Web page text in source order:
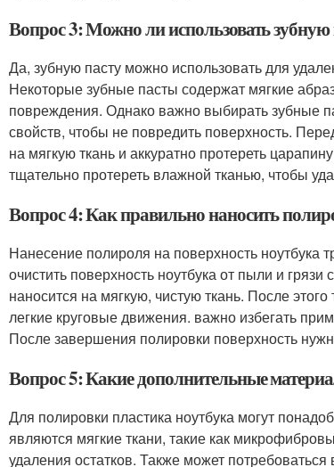
Вопрос 3: Можно ли использовать
Да, зубную пасту можно использовать для
Некоторые зубные пасты содержат мягкие
повреждения. Однако важно выбирать зубные
свойств, чтобы не повредить поверхность.
на мягкую ткань и аккуратно протереть
тщательно протереть влажной тканью, чтобы
Вопрос 4: Как правильно наносить
Нанесение полироля на поверхность ноутбука
очистить поверхность ноутбука от пыли и
наносится на мягкую, чистую ткань. После
легкие круговые движения. важно избегать
После завершения полировки поверхность
Вопрос 5: Какие дополнительные
Для полировки пластика ноутбука могут
являются мягкие ткани, такие как
удаления остатков. Также может